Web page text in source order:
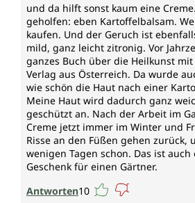
und da hilft sonst kaum eine
geholfen: eben Kartoffelbalsam.
kaufen. Und der Geruch ist
mild, ganz leicht zitronig. Vor
ganzes Buch über die Heilkunst
Verlag aus Österreich. Da wurde
wie schön die Haut nach einer
Meine Haut wird dadurch ganz
geschützt an. Nach der Arbeit im
Creme jetzt immer im Winter und
Risse an den Füßen gehen zurück,
wenigen Tagen schon. Das ist auch
Geschenk für einen Gärtner.
Antworten10